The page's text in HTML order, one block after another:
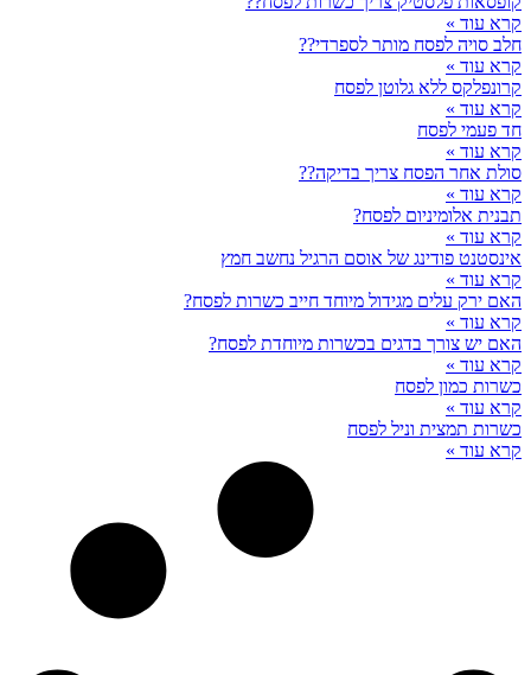
קרא עוד »
חלב סויה לפסח מותר לספרדי??
קרא עוד »
קרונפלקס ללא גלוטן לפסח
קרא עוד »
חד פעמי לפסח
קרא עוד »
סולת אחר הפסח צריך בדיקה??
קרא עוד »
תבנית אלומיניום לפסח?
קרא עוד »
אינסטנט פודינג של אוסם הרגיל נחשב חמץ
קרא עוד »
האם ירק עלים מגידול מיוחד חייב כשרות לפסח?
קרא עוד »
האם יש צורך בדגים בכשרות מיוחדת לפסח?
קרא עוד »
כשרות כמון לפסח
קרא עוד »
כשרות תמצית וניל לפסח
קרא עוד »